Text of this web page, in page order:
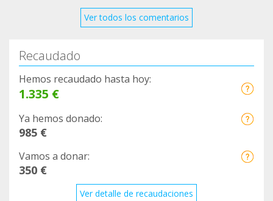
Ver todos los comentarios
Recaudado
Hemos recaudado hasta hoy:
1.335 €
Ya hemos donado:
985 €
Vamos a donar:
350 €
Ver detalle de recaudaciones